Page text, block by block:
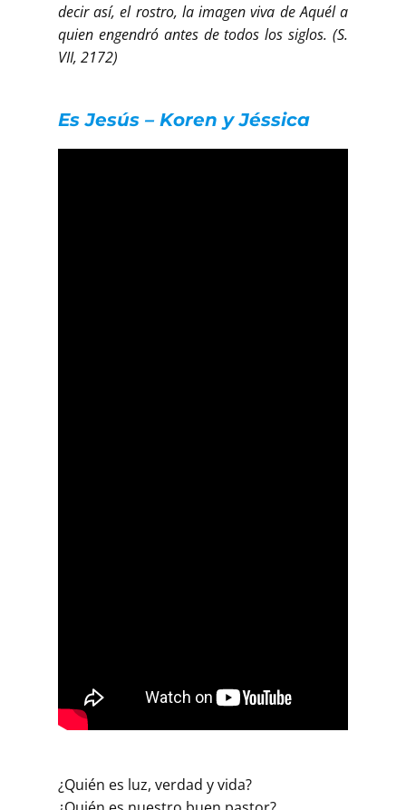
decir así, el rostro, la imagen viva de Aquél a
quien engendró antes de todos los siglos. (S.
VII, 2172)
Es Jesús – Koren y Jéssica
¿Quién es luz, verdad y vida?